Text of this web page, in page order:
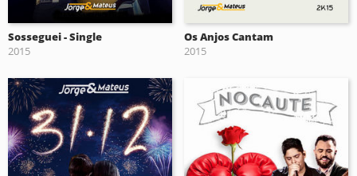
Sosseguei - Single
2015
Os Anjos Cantam
2015